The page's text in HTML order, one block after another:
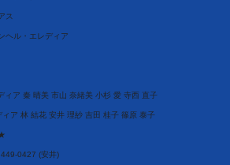
ス
ヘル・エレディア
ィア 秦 晴美 市山 奈緒美 小杉 愛 寺西 直子
ア 林 結花 安井 理紗 吉田 桂子 篠原 泰子
0427 (安井)